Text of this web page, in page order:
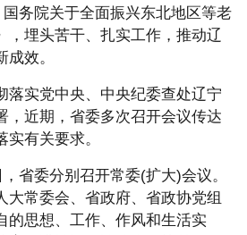
务院关于全面振兴东北地区等老
，埋头苦干、扎实工作，推动辽
效。
落实党中央、中央纪委查处辽宁
，近期，省委多次召开会议传达
有关要求。
省委分别召开常委(扩大)会议。
大常委会、省政府、省政协党组
的思想、工作、作风和生活实